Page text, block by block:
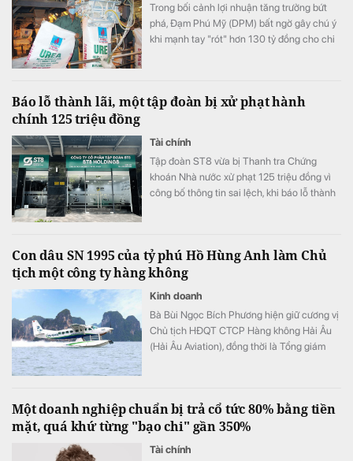
Trong bối cảnh lợi nhuận tăng trưởng bứt
phá, Đạm Phú Mỹ (DPM) bất ngờ gây chú ý
khi mạnh tay "rót" hơn 130 tỷ đồng cho chi
chính khiến chi phí quản lý doanh nghiệp
Báo lỗ thành lãi, một tập đoàn bị xử phạt hành
chính 125 triệu đồng
Tài chính
Tập đoàn ST8 vừa bị Thanh tra Chứng
khoán Nhà nước xử phạt 125 triệu đồng vì
công bố thông tin sai lệch, khi báo lỗ thành
Con dâu SN 1995 của tỷ phú Hồ Hùng Anh làm Chủ
tịch một công ty hàng không
Kinh doanh
Bà Bùi Ngọc Bích Phương hiện giữ cương vị
Chủ tịch HĐQT CTCP Hàng không Hải Âu
(Hải Âu Aviation), đồng thời là Tổng giám
Một doanh nghiệp chuẩn bị trả cổ tức 80% bằng tiền
mặt, quá khứ từng "bạo chi" gần 350%
Tài chính